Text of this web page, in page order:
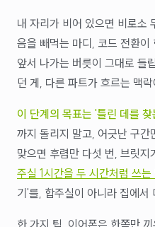
내 자리가 비어 있으면 비로소
음을 빼먹는 마디, 코드 전환
앞서 나가는 버릇이 그대로 들
던 게, 다른 파트가 흐르는 맥
이 단계의 목표는 '틀린 데를
까지 돌리지 말고, 어긋난 구
맞으면 후렴만 다섯 번, 브릿지
주실 1시간을 두 시간처럼 쓰는
기'를, 합주실이 아니라 집에서
한 가지 팁. 이어폰은 한쪽만